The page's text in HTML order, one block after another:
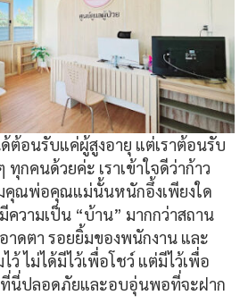
ด้ต้อนรับแค่ผู้สูงอายุ แต่เราต้อนรับ
ทุกคนด้วยค่ะ เราเข้าใจดีว่าก้าว
คุณพ่อคุณแม่นั้นหนักอึ้งเพียงใด
ความเป็น “บ้าน” มากกว่าสถาน
ดตา รอยยิ้มของพนักงาน และ
ว้ ไม่ได้มีไว้เพื่อโชว์ แต่มีไว้เพื่อ
นี่ปลอดภัยและอบอุ่นพอที่จะฝาก